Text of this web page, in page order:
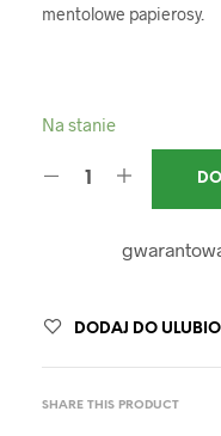
mentolowe papierosy.
Na stanie
DODAJ DO
SHARE THIS PRODUCT